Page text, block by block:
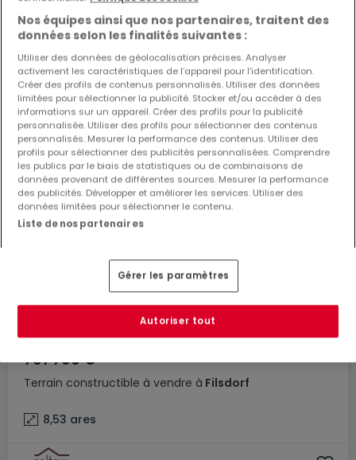
Terrain constructible à vendre à Filsdorf
767 700 €
8,53 ares
Nos équipes ainsi que nos partenaires, traitent des
données selon les finalités suivantes :
Utiliser des données de géolocalisation précises. Analyser
activement les caractéristiques de l’appareil pour l’identification.
Créer des profils de contenus personnalisés. Utiliser des données
limitées pour sélectionner la publicité. Stocker et/ou accéder à des
informations sur un appareil. Créer des profils pour la publicité
personnalisée. Utiliser des profils pour sélectionner des contenus
personnalisés. Mesurer la performance des contenus. Utiliser des
profils pour sélectionner des publicités personnalisées. Comprendre
les publics par le biais de statistiques ou de combinaisons de
données provenant de différentes sources. Mesurer la performance
des publicités. Développer et améliorer les services. Utiliser des
données limitées pour sélectionner le contenu.
Liste de nos partenaires
Gérer les paramètres
Autoriser tout